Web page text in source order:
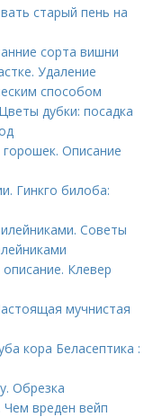
старый пень на
сорта вишни
Удаление
способом
дубки: посадка
Описание
Гинкго билоба:
Советы
Клевер
мучнистая
кора Беласептика :
Обрезка
вреден вейп